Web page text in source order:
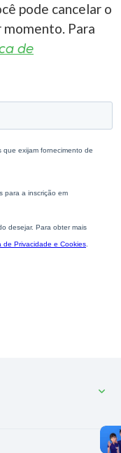
pode cancelar o
momento. Para
de